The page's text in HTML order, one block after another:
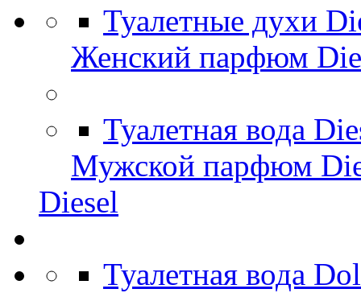
Туалетные духи
Женский парфюм
Туалетная вода
Мужской парфюм
Diesel
Туалетная вода